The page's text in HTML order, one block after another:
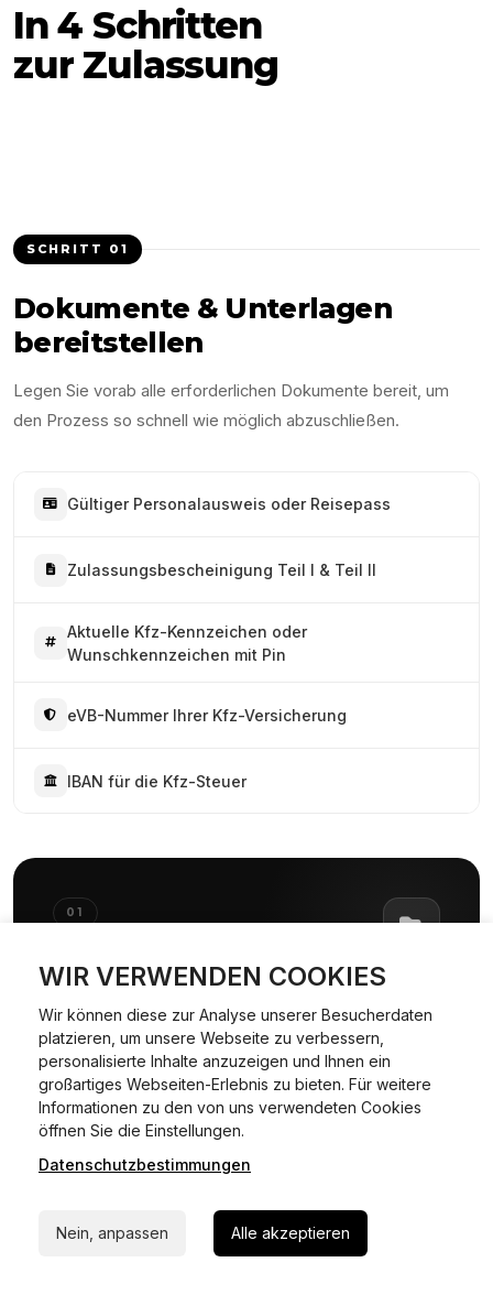
WIR VERWENDEN COOKIES
Wir können diese zur Analyse unserer Besucherdaten
platzieren, um unsere Webseite zu verbessern,
personalisierte Inhalte anzuzeigen und Ihnen ein
großartiges Webseiten-Erlebnis zu bieten. Für weitere
Informationen zu den von uns verwendeten Cookies
öffnen Sie die Einstellungen.
Datenschutzbestimmungen
Nein, anpassen Alle akzeptieren
In 4 Schritten
zur Zulassung
SCHRITT 01
Dokumente & Unterlagen
bereitstellen
Legen Sie vorab alle erforderlichen Dokumente bereit, um
den Prozess so schnell wie möglich abzuschließen.
Gültiger Personalausweis oder Reisepass
Zulassungsbescheinigung Teil I & Teil II
Aktuelle Kfz-Kennzeichen oder
Wunschkennzeichen mit Pin
eVB-Nummer Ihrer Kfz-Versicherung
IBAN für die Kfz-Steuer
01
01
Dokumente & Unterlagen
bereitstellen
Dokumente & Unterlagen